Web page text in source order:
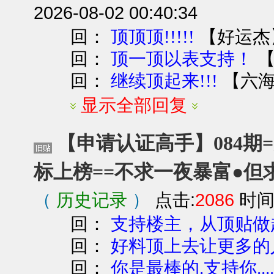
2026-08-02 00:40:34
回：顶顶顶!!!!! 【好运杰
回：顶一顶以表支持！
回：继续顶起来!!! 【六
显示全部回复
【申请认证高手】084
标上榜==不求一夜暴富●但
（ 历史记录 ） 点击:2086 时
回： 支持楼主，从顶贴
回： 好料顶上去让更多
回：你是最棒的.支持你